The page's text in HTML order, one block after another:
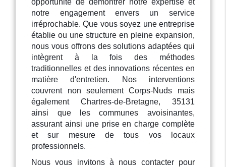
notre engagement envers un service
irréprochable. Que vous soyez une entreprise
établie ou une structure en pleine expansion,
nous vous offrons des solutions adaptées qui
intègrent à la fois des méthodes
traditionnelles et des innovations récentes en
matière d'entretien. Nos interventions
couvrent non seulement Corps-Nuds mais
également Chartres-de-Bretagne, 35131
ainsi que les communes avoisinantes,
assurant ainsi une prise en charge complète
et sur mesure de tous vos locaux
professionnels.
Nous vous invitons à nous contacter pour